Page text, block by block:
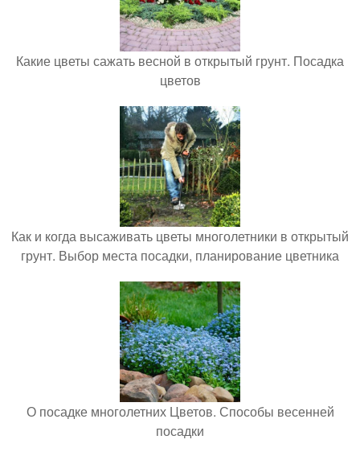
Какие цветы сажать весной в открытый грунт. Посадка
цветов
Как и когда высаживать цветы многолетники в открытый
грунт. Выбор места посадки, планирование цветника
О посадке многолетних Цветов. Способы весенней
посадки